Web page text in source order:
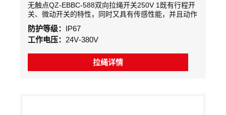
无触点QZ-EBBC-588双向拉绳开关250V 1既有行程开
关、微动开关的特性，同时又具有传感性能，并且动作
可靠、性能稳定、频率响应快、使用寿命长、抗干忧能
力强、防水、防震、耐腐蚀等特点。广泛应用于机械、
矿山、纺织、印刷、化工、冶金、轻工、阀门、电力、
防护等级： IP67
工作电压： 24V-380V
拉绳详情